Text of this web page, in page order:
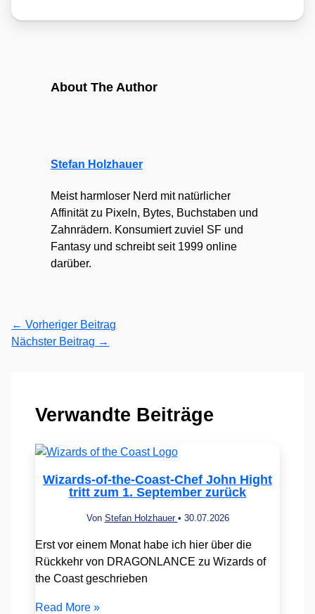
About The Author
Stefan Holzhauer
Meist harmloser Nerd mit natürlicher
Affinität zu Pixeln, Bytes, Buchstaben und
Zahnrädern. Konsumiert zuviel SF und
Fantasy und schreibt seit 1999 online
darüber.
← Vorheriger Beitrag
Nächster Beitrag →
Verwandte Beiträge
Wizards-of-the-Coast-Chef John Hight
tritt zum 1. September zurück
Von Stefan Holzhauer • 30.07.2026
Erst vor einem Monat habe ich hier über die
Rückkehr von DRAGONLANCE zu Wizards of
the Coast geschrieben
Read More »